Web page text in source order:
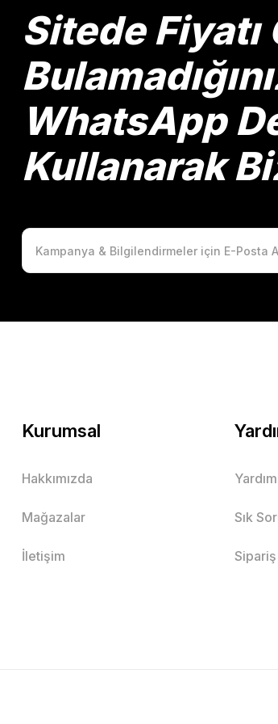
Ürün fiyatı diğer sitelerden daha pahalı.
Bu ürüne benzer farklı alternatifler olmalı.
Sitede
WhatsApp
Kullanarak
Kurumsal
Hakkımızda
Mağazalar
İletişim
Sık
Sipariş